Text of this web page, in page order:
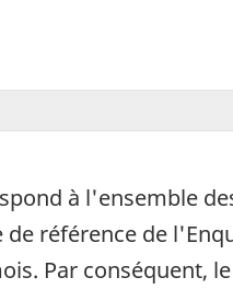
à l'ensemble
référence de
Par conséquent,